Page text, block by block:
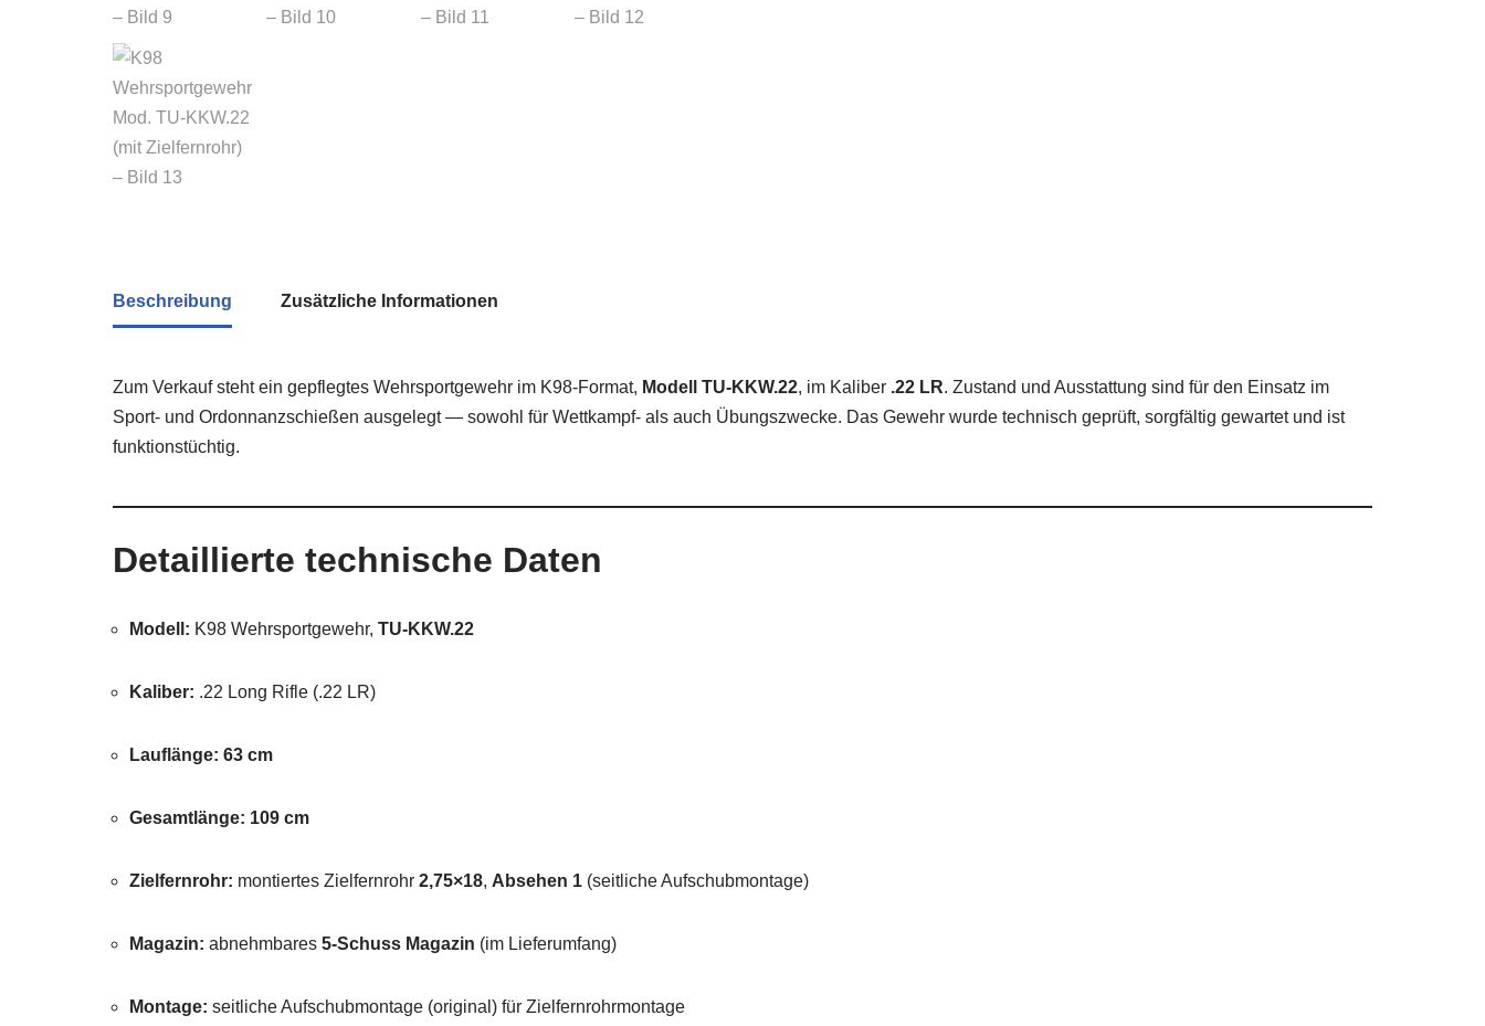
Beschreibung Zusätzliche Informationen
Zum Verkauf steht ein gepflegtes Wehrsportgewehr im K98-Format, Modell TU-KKW.22, im Kaliber .22 LR. Zustand und Ausstattung sind für den Einsatz im
Sport- und Ordonnanzschießen ausgelegt — sowohl für Wettkampf- als auch Übungszwecke. Das Gewehr wurde technisch geprüft, sorgfältig gewartet und ist
funktionstüchtig.
Detaillierte technische Daten
Modell: K98 Wehrsportgewehr, TU-KKW.22
Kaliber: .22 Long Rifle (.22 LR)
Lauflänge: 63 cm
Gesamtlänge: 109 cm
Zielfernrohr: montiertes Zielfernrohr 2,75×18, Absehen 1 (seitliche Aufschubmontage)
Magazin: abnehmbares 5-Schuss Magazin (im Lieferumfang)
Montage: seitliche Aufschubmontage (original) für Zielfernrohrmontage